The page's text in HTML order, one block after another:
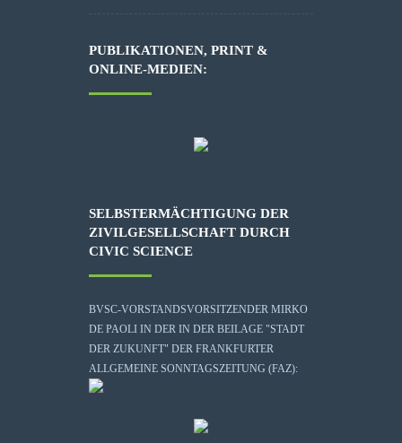
PUBLIKATIONEN, PRINT &
ONLINE-MEDIEN:
SELBSTERMÄCHTIGUNG DER
ZIVILGESELLSCHAFT DURCH
CIVIC SCIENCE
BVSC-VORSTANDSVORSITZENDER MIRKO
DE PAOLI IN DER IN DER BEILAGE "STADT
DER ZUKUNFT" DER FRANKFURTER
ALLGEMEINE SONNTAGSZEITUNG (FAZ):